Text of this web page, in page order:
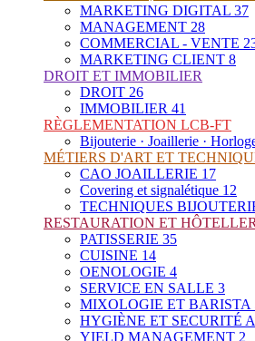
MARKETING DIGITAL 37
MANAGEMENT 28
COMMERCIAL - VENTE
MARKETING CLIENT 8
DROIT ET IMMOBILIER
DROIT 26
IMMOBILIER 41
RÈGLEMENTATION LCB-FT
Bijouterie · Joaillerie ·
MÉTIERS D'ART ET
CAO JOAILLERIE 17
Covering et signalétique 12
TECHNIQUES
RESTAURATION ET
PATISSERIE 35
CUISINE 14
OENOLOGIE 4
SERVICE EN SALLE 3
MIXOLOGIE ET BARISTA
HYGIÈNE ET SECURITÉ
YIELD MANAGEMENT 2